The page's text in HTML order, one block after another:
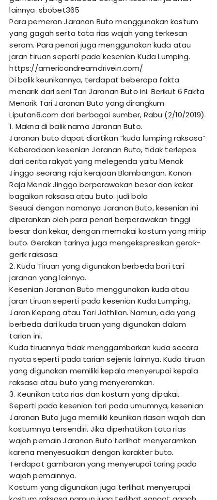
lainnya. sbobet365
Para pemeran Jaranan Buto menggunakan kostum
yang gagah serta tata rias wajah yang terkesan
seram. Para penari juga menggunakan kuda atau
jaran tiruan seperti pada kesenian Kuda Lumping.
https://americandreamdrivein.com/
Di balik keunikannya, terdapat beberapa fakta
menarik dari seni Tari Jaranan Buto ini. Berikut 6 Fakta
Menarik Tari Jaranan Buto yang dirangkum
Liputan6.com dari berbagai sumber, Rabu (2/10/2019).
1. Makna di balik nama Jaranan Buto.
Jaranan buto dapat diartikan “kuda lumping raksasa”.
Keberadaan kesenian Jaranan Buto, tidak terlepas
dari cerita rakyat yang melegenda yaitu Menak
Jinggo seorang raja kerajaan Blambangan. Konon
Raja Menak Jinggo berperawakan besar dan kekar
bagaikan raksasa atau buto. judi bola
Sesuai dengan namanya Jaranan Buto, kesenian ini
diperankan oleh para penari berperawakan tinggi
besar dan kekar, dengan memakai kostum yang mirip
buto. Gerakan tarinya juga mengekspresikan gerak-
gerik raksasa.
2. Kuda Tiruan yang digunakan berbeda bari tari
jaranan yang lainnya.
Kesenian Jaranan Buto menggunakan kuda atau
jaran tiruan seperti pada kesenian Kuda Lumping,
Jaran Kepang atau Tari Jathilan. Namun, ada yang
berbeda dari kuda tiruan yang digunakan dalam
tarian ini.
Kuda tiruannya tidak menggambarkan kuda secara
nyata seperti pada tarian sejenis lainnya. Kuda tiruan
yang digunakan memiliki kepala menyerupai kepala
raksasa atau buto yang menyeramkan.
3. Keunikan tata rias dan kostum yang dipakai.
Seperti pada kesenian tari pada umumnya, kesenian
Jaranan Buto juga memiliki keunikan riasan wajah dan
kostumnya tersendiri. Jika diperhatikan tata rias
wajah pemain Jaranan Buto terlihat menyeramkan
karena menyesuaikan dengan karakter buto.
Terdapat gambaran yang menyerupai taring pada
wajah pemainnya.
Kostum yang digunakan juga terlihat menyerupai